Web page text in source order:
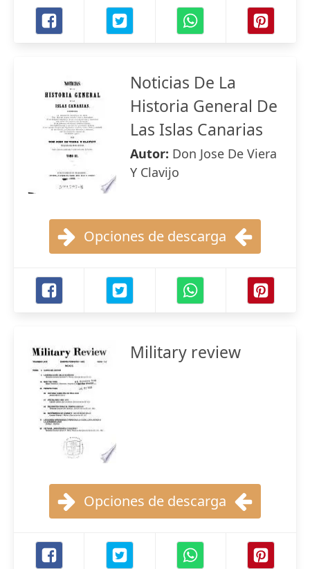
Noticias De La
Historia General De
Las Islas Canarias
Autor: Don Jose De Viera
Y Clavijo
Opciones de descarga
Military review
Opciones de descarga